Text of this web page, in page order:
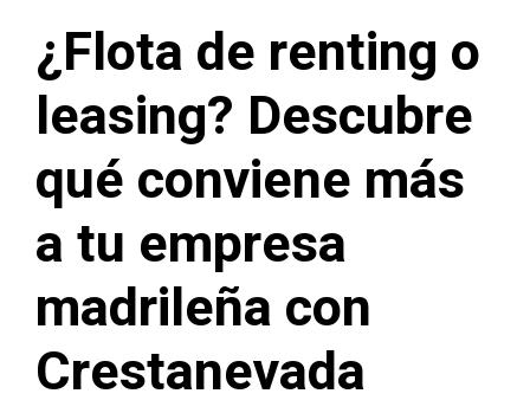
¿Flota de renting o
leasing? Descubre
qué conviene más
a tu empresa
madrileña con
Crestanevada